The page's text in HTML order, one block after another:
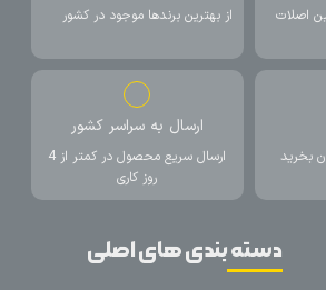
اصلات
از بهترین برندها موجود در کشور
بخرید
ارسال به سراسر کشور
ارسال سریع محصول در کمتر از 4
روز کاری
دسته بندی های اصلی